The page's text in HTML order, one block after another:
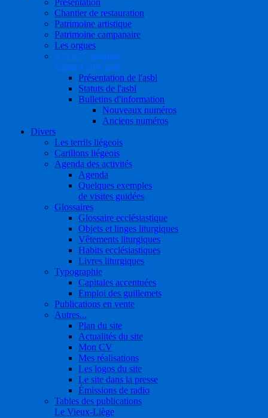
Présentation
Chantier de restauration
Patrimoine artistique
Patrimoine campanaire
Les orgues
S.O.S. Collégiale
Sainte-Croix asbl
Présentation de l'asbl
Statuts de l'asbl
Bulletins d'information
Nouveaux numéros
Anciens numéros
Divers
Les terrils liégeois
Carillons liégeois
Agenda des activités
Agenda
Quelques exemples
de visites guidées
Glossaires
Glossaire ecclésiastique
Objets et linges liturgiques
Vêtements liturgiques
Habits ecclésiastiques
Livres liturgiques
Typographie
Capitales accentuées
Emploi des guillemets
Publications en vente
Autres...
Plan du site
Actualités du site
Mon CV
Mes réalisations
Les logos du site
Le site dans la presse
Émissions de radio
Tables des publications
Le Vieux-Liège